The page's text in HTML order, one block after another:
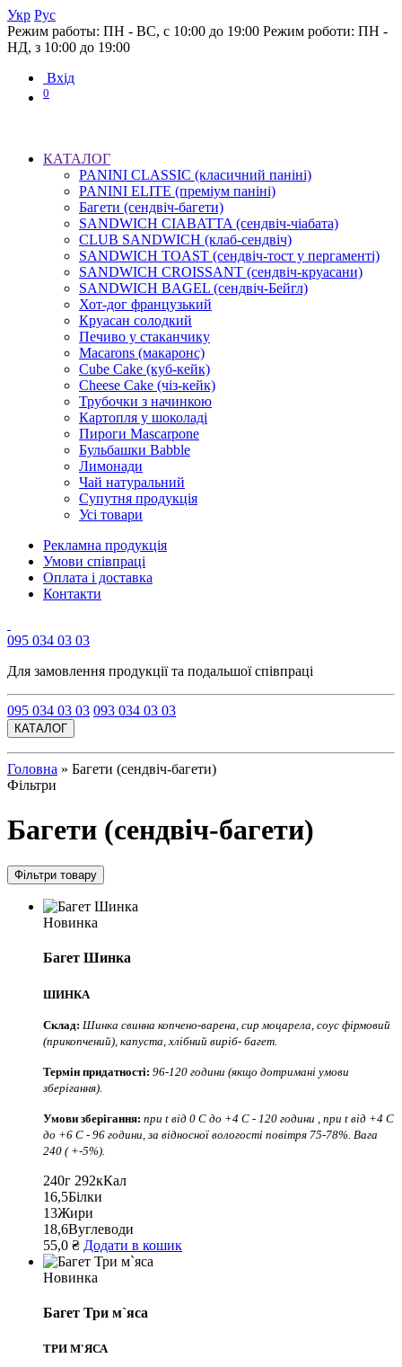
Укр Рус
Режим работы: ПН - ВС, с 10:00 до 19:00 Режим роботи: ПН -
НД, з 10:00 до 19:00
Вхід
0
КАТАЛОГ
PANINI CLASSIC (класичний паніні)
PANINI ELITE (преміум паніні)
Багети (сендвіч-багети)
SANDWICH CIABATTA (сендвіч-чіабата)
CLUB SANDWICH (клаб-сендвіч)
SANDWICH TOAST (сендвіч-тост у пергаменті)
SANDWICH CROISSANT (сендвіч-круасани)
SANDWICH BAGEL (сендвіч-Бейгл)
Хот-дог французький
Круасан солодкий
Печиво у стаканчику
Macarons (макаронс)
Cube Cake (куб-кейк)
Cheese Cake (чіз-кейк)
Трубочки з начинкою
Картопля у шоколаді
Пироги Mascarpone
Бульбашки Babble
Лимонади
Чай натуральний
Супутня продукція
Усі товари
Рекламна продукція
Умови співпраці
Оплата і доставка
Контакти
095 034 03 03
Для замовлення продукції та подальшої співпраці
095 034 03 03 093 034 03 03
КАТАЛОГ
Головна » Багети (сендвіч-багети)
Фільтри
Багети (сендвіч-багети)
Фільтри товару
Новинка
Багет Шинка
ШИНКА
Склад: Шинка свинна копчено-варена, сир моцарела, соус фірмовий
(прикопчений), капуста, хлібний виріб- багет.
Термін придатності: 96-120 години (якщо дотримані умови
зберігання).
Умови зберігання: при t від 0 С до +4 С - 120 години , при t від +4 С
до +6 С - 96 години, за відносної вологості повітря 75-78%. Вага
240 ( +-5%).
240г 292кКал
16,5Білки
13Жири
18,6Вуглеводи
55,0 ₴ Додати в кошик
Новинка
Багет Три м`яса
ТРИ М'ЯСА